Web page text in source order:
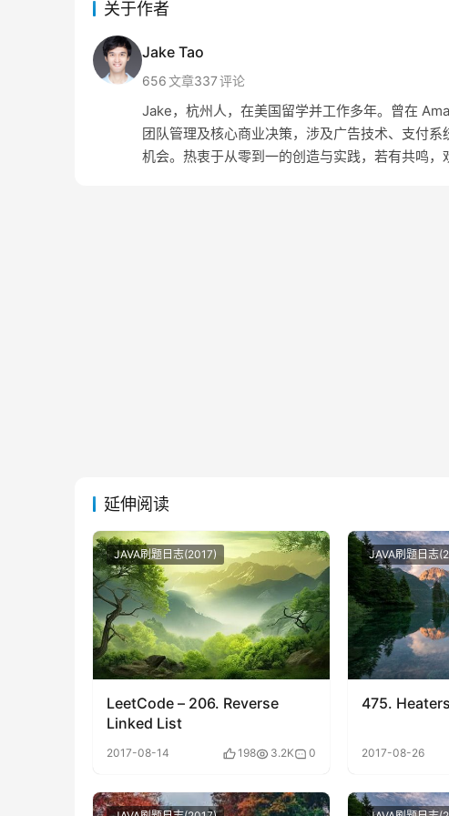
关于作者
Jake Tao
656文章337评论
Jake，杭州人，在美国留学并工作多年。曾在
团队管理及核心商业决策，涉及广告技术、支付
机会。热衷于从零到一的创造与实践，若有共鸣，
延伸阅读
JAVA刷题日志(2017)
LeetCode – 206. Reverse
Linked List
2017-08-14 198 3.2K 0
JAVA刷题日志
475. Heaters
2017-08-26